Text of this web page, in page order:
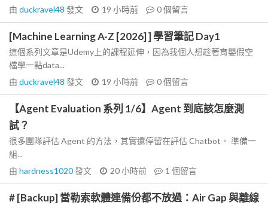
由 duckravel48 發文 19 小時前 0個留言
[Machine Learning A-Z [2026] ] 學習筆記 Day1
這個系列文章是Udemy上的課程延伸，因為我個人想趁著育嬰假空
檔學一點data...
由 duckravel48 發文 19 小時前 0個留言
【Agent Evaluation 系列 1/6】Agent 到底該怎麼測
試？
很多團隊評估 Agent 的方法，其實還停留在評估 Chatbot。 準備一
組...
由 hardness1020發文 20 小時前 1 個留言
# [Backup] 當勒索軟體連備份都不放過：Air Gap 與離線